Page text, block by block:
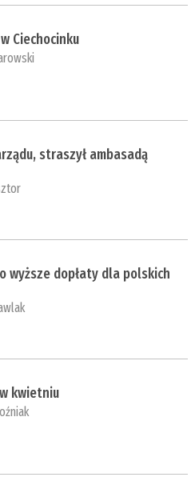
Ciechocinku
straszył ambasadą
wyższe dopłaty dla polskich
kwietniu